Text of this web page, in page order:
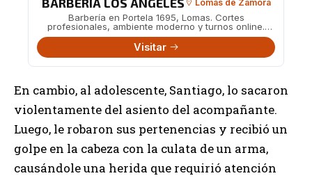
Lomas de Zamora
Barbería en Portela 1695, Lomas. Cortes
profesionales, ambiente moderno y turnos online.
También en Boedo 482.
Visitar
En cambio, al adolescente, Santiago, lo sacaron
violentamente del asiento del acompañante.
Luego, le robaron sus pertenencias y recibió un
golpe en la cabeza con la culata de un arma,
causándole una herida que requirió atención